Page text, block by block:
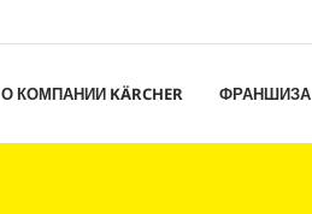
О КОМПАНИИ KÄRCHER ФРАНШИЗА